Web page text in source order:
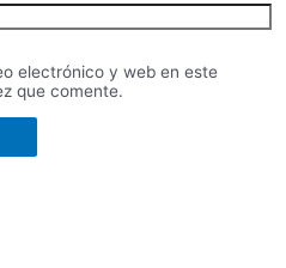
electrónico y web en este
que comente.